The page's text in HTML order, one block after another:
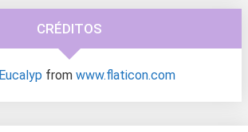
CRÉDITOS
Eucalyp from www.flaticon.com